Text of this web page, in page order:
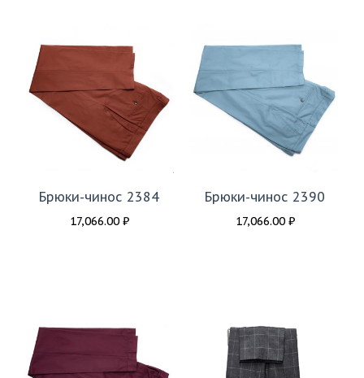
Брюки-чинос 2384
17,066.00 ₽
Брюки-чинос 2390
17,066.00 ₽